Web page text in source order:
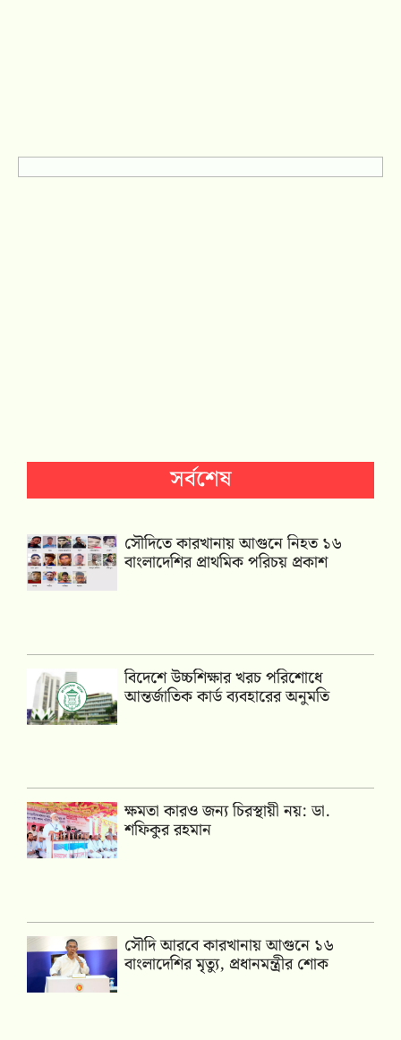
সর্বশেষ
সৌদিতে কারখানায় আগুনে নিহত ১৬
বাংলাদেশির প্রাথমিক পরিচয় প্রকাশ
বিদেশে উচ্চশিক্ষার খরচ পরিশোধে
আন্তর্জাতিক কার্ড ব্যবহারের অনুমতি
ক্ষমতা কারও জন্য চিরস্থায়ী নয়: ডা.
শফিকুর রহমান
সৌদি আরবে কারখানায় আগুনে ১৬
বাংলাদেশির মৃত্যু, প্রধানমন্ত্রীর শোক